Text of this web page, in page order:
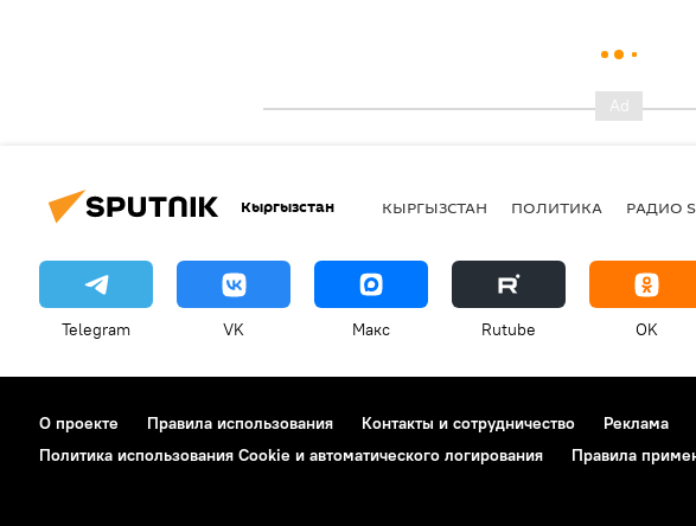
Кыргызстан КЫРГЫЗСТАН ПОЛИТИКА РАДИО
Telegram VK Макс Rutube OK
О проекте Правила использования Контакты и сотрудничество Реклама
Политика использования Cookie и автоматического логирования
Правила